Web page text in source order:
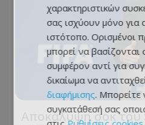
Αποκάλυψη σοκ του
χαρακτηριστικών
σας ισχύουν μόνο για
ιστότοπο. Ορισμένοι
μπορεί να βασίζονται
συμφέρον αντί για
δικαίωμα να
διαφήμισης. Μπορείτε
συγκατάθεσή σας